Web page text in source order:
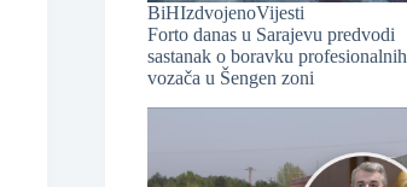
BiHIzdvojenoVijesti
Forto danas u Sarajevu predvodi
sastanak o boravku profesionalnih
vozača u Šengen zoni